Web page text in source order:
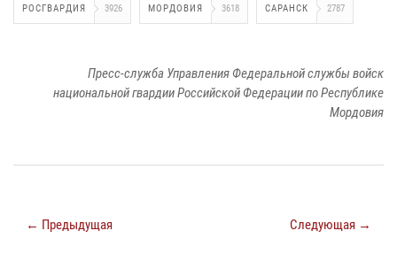
РОСГВАРДИЯ 3926 МОРДОВИЯ 3618 САРАНСК 2787
Пресс-служба Управления Федеральной службы войск
национальной гвардии Российской Федерации по Республике
Мордовия
← Предыдущая Следующая →